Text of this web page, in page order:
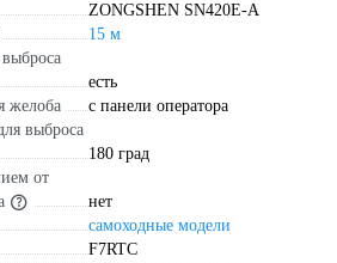
ZONGSHEN SN420E-A
15 м
есть
желоба
с панели оператора
выброса
180 град
от
нет
самоходные модели
F7RTC